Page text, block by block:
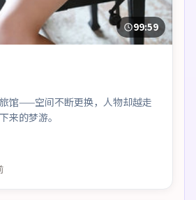
99:59
馆——空间不断更换，人物却越走
来的梦游。